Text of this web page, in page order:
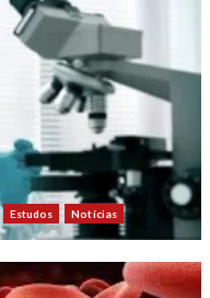
Estudos Notícias